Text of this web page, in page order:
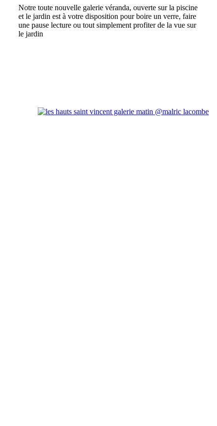
Notre toute nouvelle galerie véranda, ouverte sur la piscine
et le jardin est à votre disposition pour boire un verre, faire
une pause lecture ou tout simplement profiter de la vue sur
le jardin